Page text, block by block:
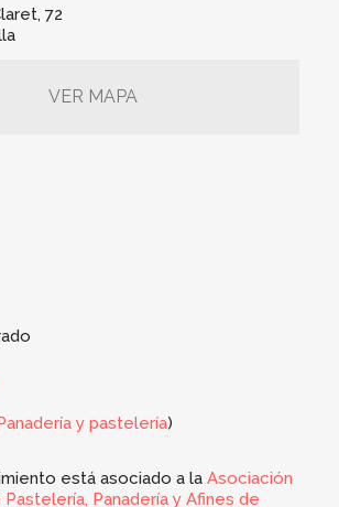
72
VER MAPA
y pastelería)
está asociado a laAsociación
Panadería y Afines de